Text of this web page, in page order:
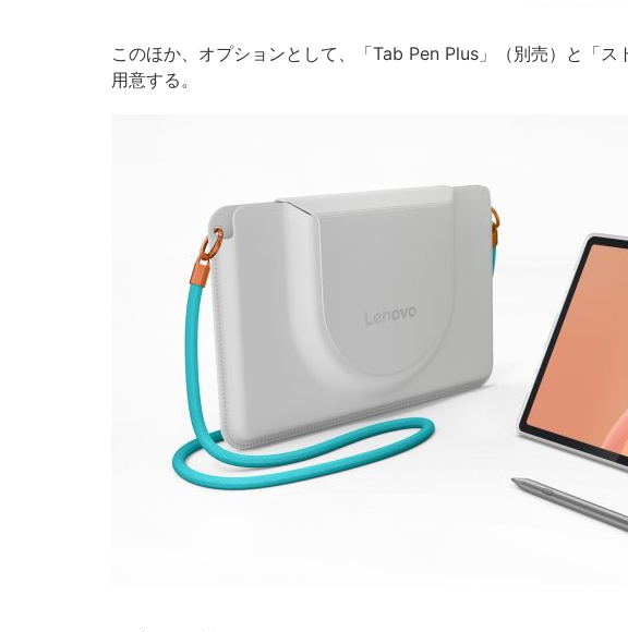
このほか、オプションとして、「Tab Pen Plus」（別売）と「
用意する。